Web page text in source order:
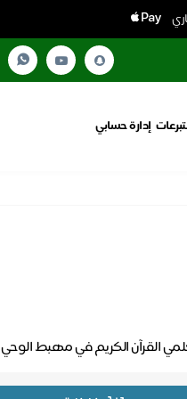
إدارة حسابي
القرآن الكريم في مهبط الوحي